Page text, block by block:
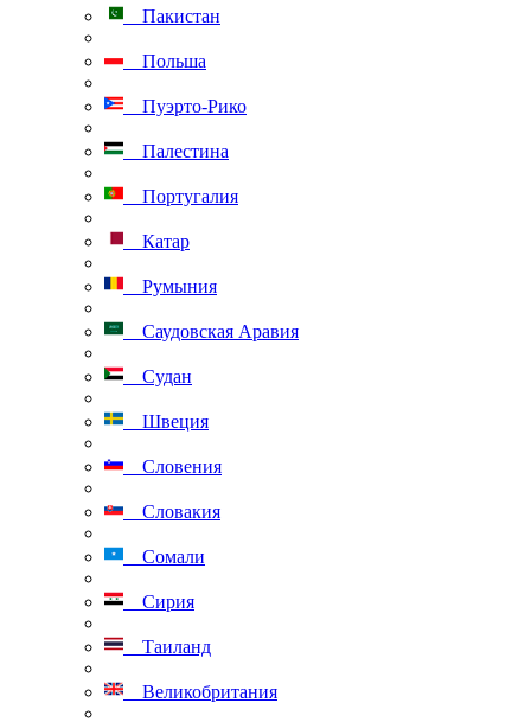
Пакистан
Польша
Пуэрто-Рико
Палестина
Португалия
Катар
Румыния
Саудовская Аравия
Судан
Швеция
Словения
Словакия
Сомали
Сирия
Таиланд
Великобритания